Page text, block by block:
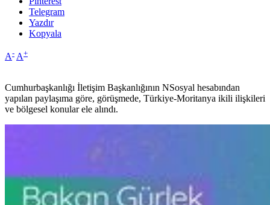
Telegram
Yazdır
Kopyala
A- A+
Cumhurbaşkanlığı İletişim Başkanlığının NSosyal hesabından
yapılan paylaşıma göre, görüşmede, Türkiye-Moritanya ikili ilişkileri
ve bölgesel konular ele alındı.